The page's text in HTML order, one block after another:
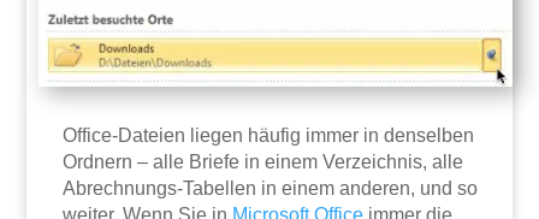
Office-Dateien liegen häufig immer in denselben
Ordnern – alle Briefe in einem Verzeichnis, alle
Abrechnungs-Tabellen in einem anderen, und so
weiter. Wenn Sie in Microsoft Office immer die